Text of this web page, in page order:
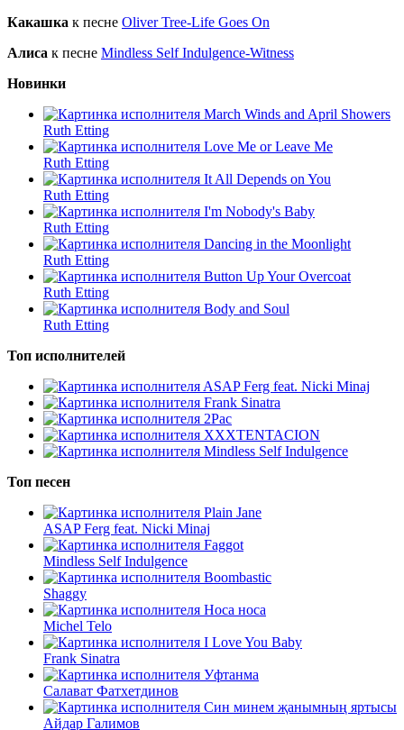
Какашка к песне Oliver Tree-Life Goes On
Алиса к песне Mindless Self Indulgence-Witness
Новинки
March Winds and April Showers
Ruth Etting
Love Me or Leave Me
Ruth Etting
It All Depends on You
Ruth Etting
I'm Nobody's Baby
Ruth Etting
Dancing in the Moonlight
Ruth Etting
Button Up Your Overcoat
Ruth Etting
Body and Soul
Ruth Etting
Топ исполнителей
ASAP Ferg feat. Nicki Minaj
Frank Sinatra
2Pac
XXXTENTACION
Mindless Self Indulgence
Топ песен
Plain Jane
ASAP Ferg feat. Nicki Minaj
Faggot
Mindless Self Indulgence
Boombastic
Shaggy
Носа носа
Michel Telo
I Love You Baby
Frank Sinatra
Уфтанма
Салават Фатхетдинов
Син минем җанымның яртысы
Айдар Галимов